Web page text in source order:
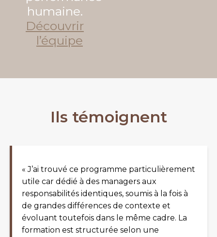
humaine.
Découvrir
l’équipe
Ils témoignent
« J’ai trouvé ce programme particulièrement
utile car dédié à des managers aux
responsabilités identiques, soumis à la fois à
de grandes différences de contexte et
évoluant toutefois dans le même cadre. La
formation est structurée selon une